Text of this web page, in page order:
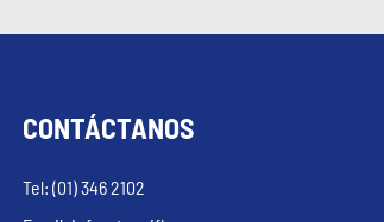
CONTÁCTANOS
Tel: (01) 346 2102